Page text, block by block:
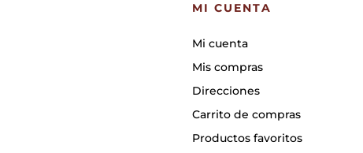
MI CUENTA
Mi cuenta
Mis compras
Direcciones
Carrito de compras
Productos favoritos